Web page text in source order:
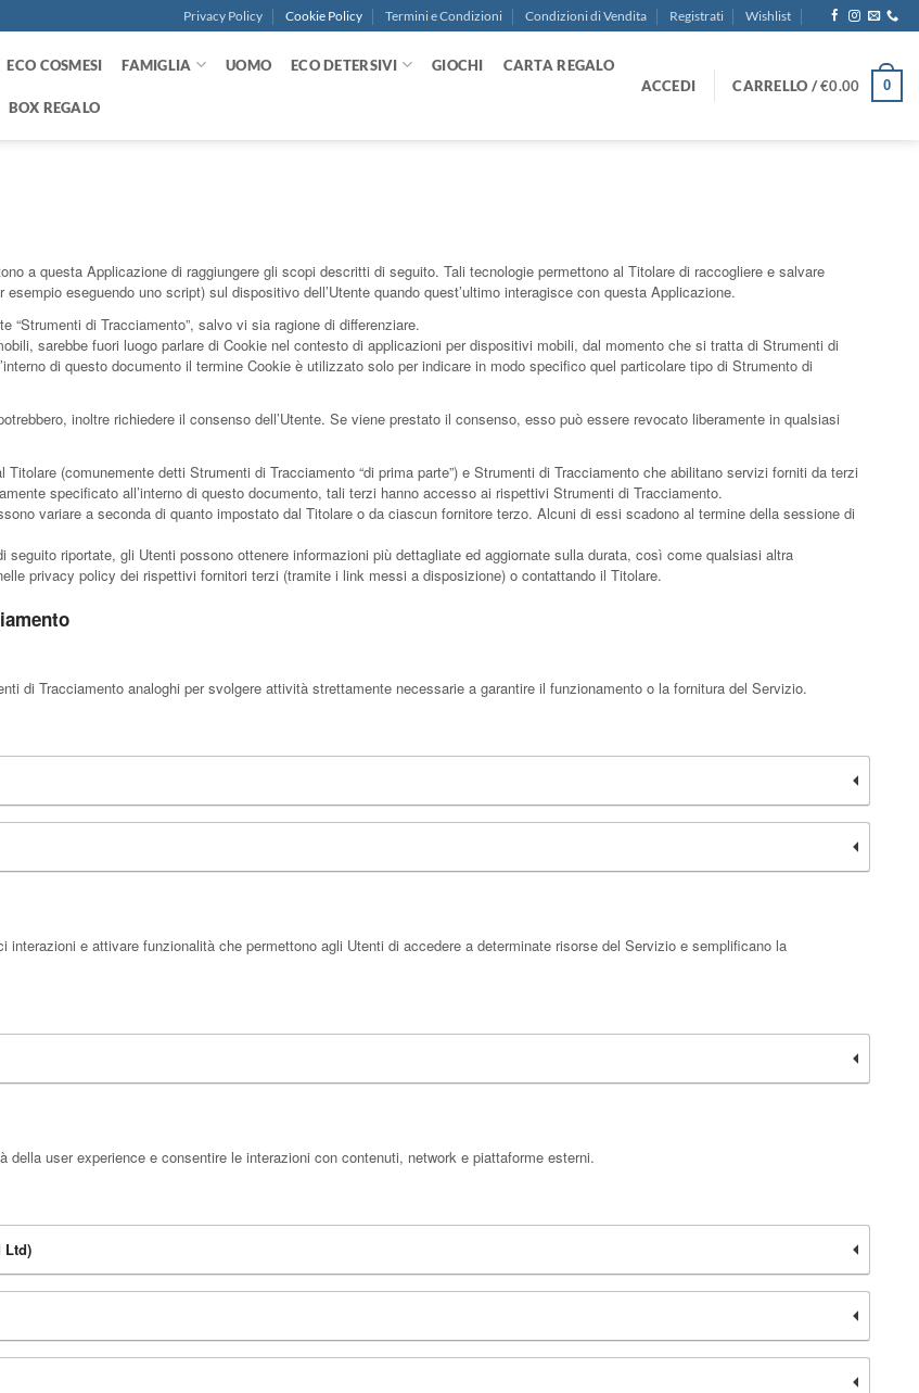
Privacy Policy Cookie Policy Termini e Condizioni Condizioni di Vendita Registrati Wishlist
ECO COSMESI FAMIGLIA UOMO ECO DETERSIVI GIOCHI CARTA REGALO
BOX REGALO
ACCEDI CARRELLO /€0.00 0
a questa Applicazione di raggiungere gli scopi descritti di seguito. Tali tecnologie permettono al Titolare di raccogliere e salvare
eseguendo uno script) sul dispositivo dell’Utente quando quest’ultimo interagisce con questa Applicazione.
di Tracciamento”, salvo vi sia ragione di differenziare.
sarebbe fuori luogo parlare di Cookie nel contesto di applicazioni per dispositivi mobili, dal momento che si tratta di Strumenti di
di questo documento il termine Cookie è utilizzato solo per indicare in modo specifico quel particolare tipo di Strumento di
inoltre richiedere il consenso dell’Utente. Se viene prestato il consenso, esso può essere revocato liberamente in qualsiasi
(comunemente detti Strumenti di Tracciamento “di prima parte”) e Strumenti di Tracciamento che abilitano servizi forniti da terzi
specificato all’interno di questo documento, tali terzi hanno accesso ai rispettivi Strumenti di Tracciamento.
variare a seconda di quanto impostato dal Titolare o da ciascun fornitore terzo. Alcuni di essi scadono al termine della sessione di
riportate, gli Utenti possono ottenere informazioni più dettagliate ed aggiornate sulla durata, così come qualsiasi altra
privacy policy dei rispettivi fornitori terzi (tramite i link messi a disposizione) o contattando il Titolare.
di Tracciamento analoghi per svolgere attività strettamente necessarie a garantire il funzionamento o la fornitura del Servizio.
e attivare funzionalità che permettono agli Utenti di accedere a determinate risorse del Servizio e semplificano la
user experience e consentire le interazioni con contenuti, network e piattaforme esterni.
Ltd)